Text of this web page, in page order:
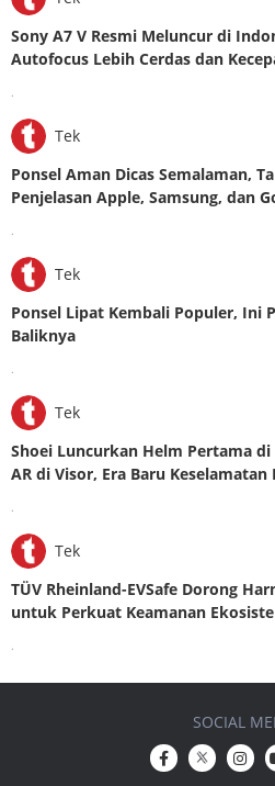
Sony A7 V Resmi Meluncur di
Autofocus Lebih Cerdas dan
.
Tek
Ponsel Aman Dicas Semalaman,
Penjelasan Apple, Samsung, dan
.
Tek
Ponsel Lipat Kembali Populer, Ini
Baliknya
.
Tek
Shoei Luncurkan Helm Pertama
AR di Visor, Era Baru Keselamatan
.
Tek
TÜV Rheinland-EVSafe Dorong
untuk Perkuat Keamanan
.
SOCIAL